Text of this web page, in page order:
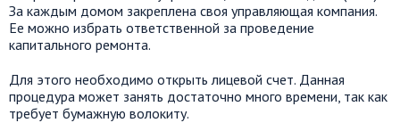
За каждым домом закреплена своя управляющая компания.
Ее можно избрать ответственной за проведение
капитального ремонта.
Для этого необходимо открыть лицевой счет. Данная
процедура может занять достаточно много времени, так как
требует бумажную волокиту.